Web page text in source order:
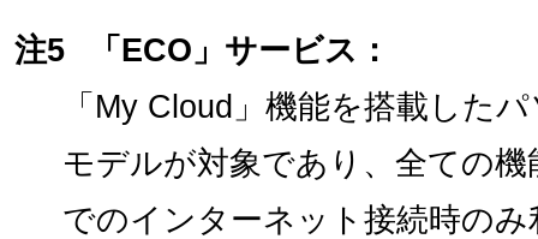
注5
「ECO」サービス：
「My Cloud」機能を搭載した
モデルが対象であり、全ての
でのインターネット接続時の